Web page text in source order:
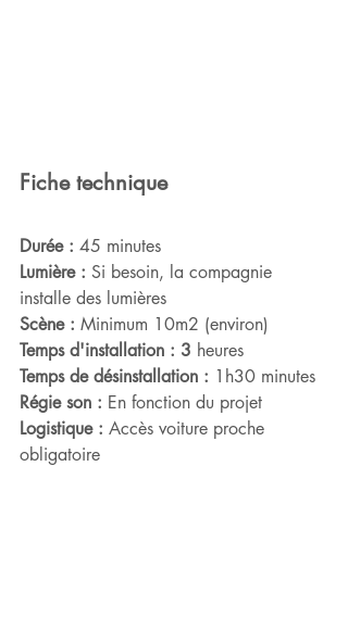
Fiche technique
Durée : 45 minutes
Lumière : Si besoin, la compagnie
installe des lumières
Scène : Minimum 10m2 (environ)
Temps d'installation : 3 heures
Temps de désinstallation : 1h30 minutes
Régie son : En fonction du projet
Logistique : Accès voiture proche
obligatoire